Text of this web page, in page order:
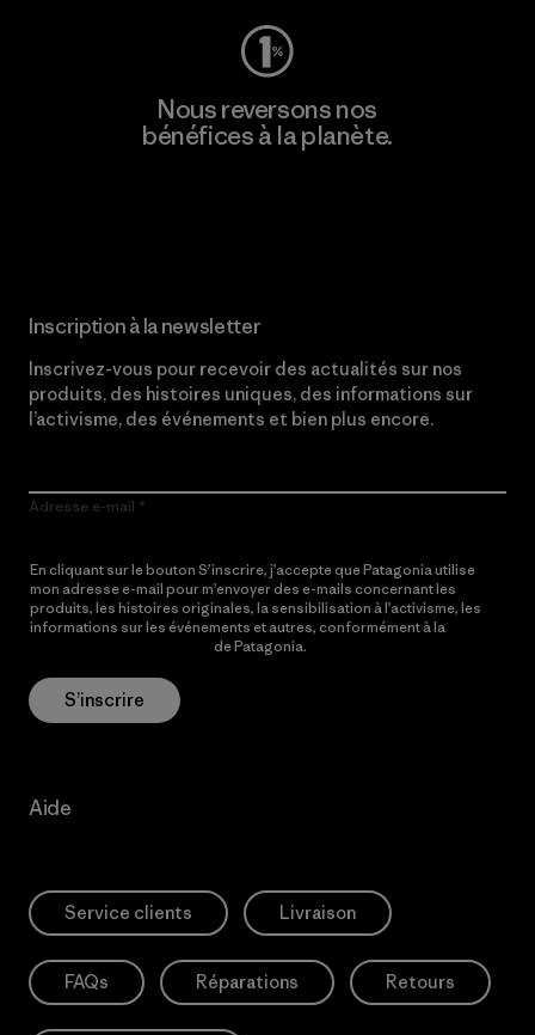
Nous reversons nos
bénéfices à la planète.
Inscription à la newsletter
Inscrivez-vous pour recevoir des actualités sur nos
produits, des histoires uniques, des informations sur
l’activisme, des événements et bien plus encore.
Adresse e-mail
En cliquant sur le bouton S’inscrire, j’accepte que Patagonia utilise
mon adresse e-mail pour m’envoyer des e-mails concernant les
produits, les histoires originales, la sensibilisation à l’activisme, les
informations sur les événements et autres, conformément à la
de Patagonia.
S’inscrire
Aide
Service clients Livraison
FAQs Réparations Retours